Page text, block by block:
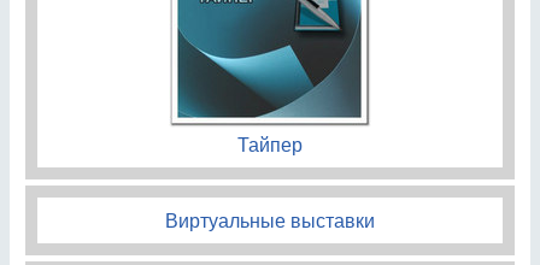
Тайпер
Виртуальные выставки